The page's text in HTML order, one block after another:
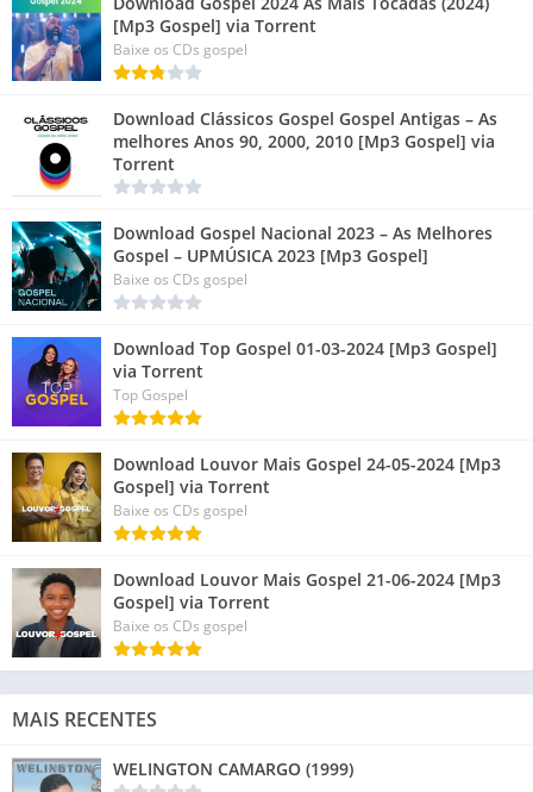
[Mp3 Gospel] via Torrent
Baixe os CDs gospel
Download Clássicos Gospel Gospel Antigas – As
melhores Anos 90, 2000, 2010 [Mp3 Gospel] via
Torrent
Download Gospel Nacional 2023 – As Melhores
Gospel – UPMÚSICA 2023 [Mp3 Gospel]
Baixe os CDs gospel
Download Top Gospel 01-03-2024 [Mp3 Gospel]
via Torrent
Top Gospel
Download Louvor Mais Gospel 24-05-2024 [Mp3
Gospel] via Torrent
Baixe os CDs gospel
Download Louvor Mais Gospel 21-06-2024 [Mp3
Gospel] via Torrent
Baixe os CDs gospel
MAIS RECENTES
WELINGTON CAMARGO (1999)